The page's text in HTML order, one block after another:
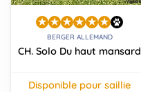
BERGER ALLEMAND
CH. Solo Du haut mansard
disponible pour saillie